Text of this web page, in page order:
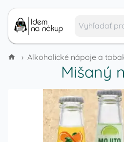
› Alkoholické nápoje a
Mišaný